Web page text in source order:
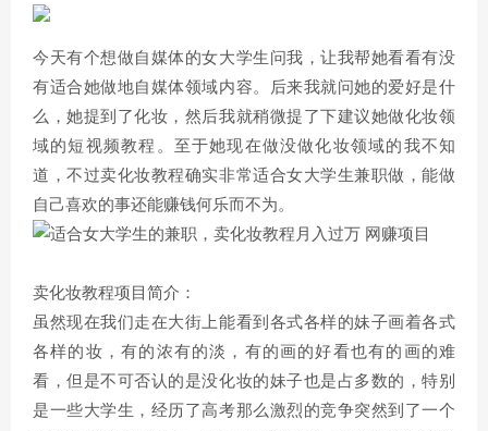
今天有个想做自媒体的女大学生问我，让我帮她看看有没
有适合她做地自媒体领域内容。后来我就问她的爱好是什
么，她提到了化妆，然后我就稍微提了下建议她做化妆领
域的短视频教程。至于她现在做没做化妆领域的我不知
道，不过卖化妆教程确实非常适合女大学生兼职做，能做
自己喜欢的事还能赚钱何乐而不为。
卖化妆教程项目简介：
虽然现在我们走在大街上能看到各式各样的妹子画着各式
各样的妆，有的浓有的淡，有的画的好看也有的画的难
看，但是不可否认的是没化妆的妹子也是占多数的，特别
是一些大学生，经历了高考那么激烈的竞争突然到了一个